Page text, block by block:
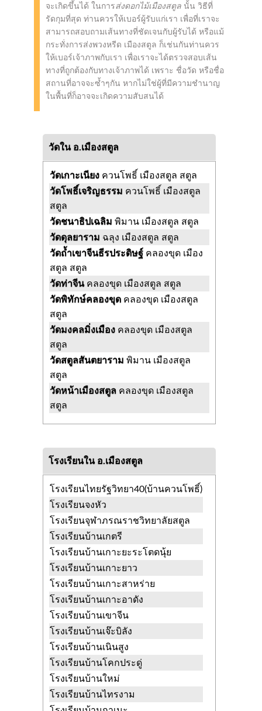
จะเกิดขึ้นได้ ในการส่งดอกไม้เมืองสตูล นั้น วิธีที่
รัดกุมที่สุด ท่านควรให้เบอร์ผู้รับแก่เรา เพื่อที่เราจะ
สามารถสอบถามเส้นทางที่ชัดเจนกับผู้รับได้ หรือแม้
กระทั่งการส่งพวงหรีด เมืองสตูล ก็เช่นกันท่านควร
ให้เบอร์เจ้าภาพกับเรา เพื่อเราจะได้ตรวจสอบเส้น
ทางที่ถูกต้องกับทางเจ้าภาพได้ เพราะ ชื่อวัด หรือชื่อ
สถานที่อาจจะซ้ำๆกัน หากไม่ใช่ผู้ที่มีความชำนาญ
ในพื้นที่ก็อาจจะเกิดความสับสนได้
วัดใน อ.เมืองสตูล
วัดเกาะเนียง ควนโพธิ์ เมืองสตูล สตูล
วัดโพธิ์เจริญธรรม ควนโพธิ์ เมืองสตูล
สตูล
วัดชนาธิปเฉลิมพิมาน เมืองสตูล สตูล
วัดดุลยาราม ฉลุง เมืองสตูล สตูล
วัดถ้ำเขาจีนธีรประดิษฐ์ คลองขุด เมือง
สตูล สตูล
วัดท่าจีน คลองขุด เมืองสตูล สตูล
วัดพิทักษ์คลองขุด คลองขุด เมืองสตูล
สตูล
วัดมงคลมิ่งเมือง คลองขุด เมืองสตูล
สตูล
วัดสตูลสันตยารามพิมาน เมืองสตูล
สตูล
วัดหน้าเมืองสตูล คลองขุด เมืองสตูล
สตูล
โรงเรียนใน อ.เมืองสตูล
โรงเรียนไทยรัฐวิทยา40(บ้านควนโพธิ์)
โรงเรียนจงหัว
โรงเรียนจุฬาภรณราชวิทยาลัยสตูล
โรงเรียนบ้านเกตรี
โรงเรียนบ้านเกาะยะระโตดนุ้ย
โรงเรียนบ้านเกาะยาว
โรงเรียนบ้านเกาะสาหร่าย
โรงเรียนบ้านเกาะอาดัง
โรงเรียนบ้านเขาจีน
โรงเรียนบ้านเจ๊ะบิลัง
โรงเรียนบ้านเนินสูง
โรงเรียนบ้านโคกประดู่
โรงเรียนบ้านใหม่
โรงเรียนบ้านไทรงาม